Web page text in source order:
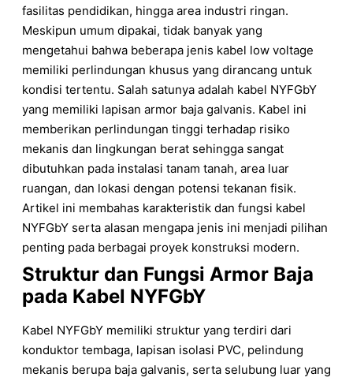
fasilitas pendidikan, hingga area industri ringan.
Meskipun umum dipakai, tidak banyak yang
mengetahui bahwa beberapa jenis kabel low voltage
memiliki perlindungan khusus yang dirancang untuk
kondisi tertentu. Salah satunya adalah kabel NYFGbY
yang memiliki lapisan armor baja galvanis. Kabel ini
memberikan perlindungan tinggi terhadap risiko
mekanis dan lingkungan berat sehingga sangat
dibutuhkan pada instalasi tanam tanah, area luar
ruangan, dan lokasi dengan potensi tekanan fisik.
Artikel ini membahas karakteristik dan fungsi kabel
NYFGbY serta alasan mengapa jenis ini menjadi pilihan
penting pada berbagai proyek konstruksi modern.
Struktur dan Fungsi Armor Baja
pada Kabel NYFGbY
Kabel NYFGbY memiliki struktur yang terdiri dari
konduktor tembaga, lapisan isolasi PVC, pelindung
mekanis berupa baja galvanis, serta selubung luar yang